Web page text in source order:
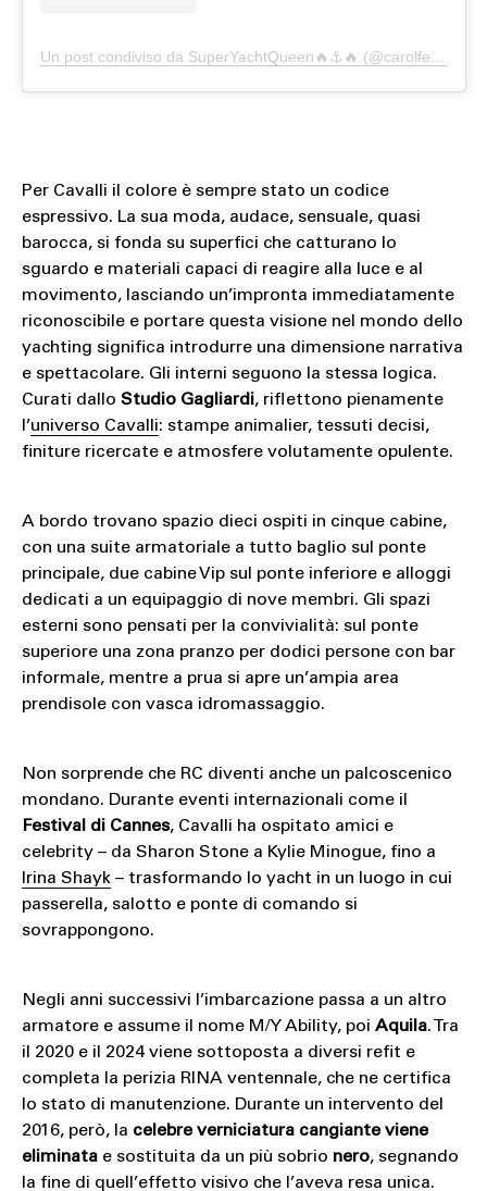
Per Cavalli il colore è sempre stato un codice
espressivo. La sua moda, audace, sensuale, quasi
barocca, si fonda su superfici che catturano lo
sguardo e materiali capaci di reagire alla luce e al
movimento, lasciando un’impronta immediatamente
riconoscibile e portare questa visione nel mondo dello
yachting significa introdurre una dimensione narrativa
e spettacolare. Gli interni seguono la stessa logica.
Curati dallo Studio Gagliardi, riflettono pienamente
l’universo Cavalli: stampe animalier, tessuti decisi,
finiture ricercate e atmosfere volutamente opulente.
A bordo trovano spazio dieci ospiti in cinque cabine,
con una suite armatoriale a tutto baglio sul ponte
principale, due cabine Vip sul ponte inferiore e alloggi
dedicati a un equipaggio di nove membri. Gli spazi
esterni sono pensati per la convivialità: sul ponte
superiore una zona pranzo per dodici persone con bar
informale, mentre a prua si apre un’ampia area
prendisole con vasca idromassaggio.
Non sorprende che RC diventi anche un palcoscenico
mondano. Durante eventi internazionali come il
Festival di Cannes, Cavalli ha ospitato amici e
celebrity – da Sharon Stone a Kylie Minogue, fino a
Irina Shayk– trasformando lo yacht in un luogo in cui
passerella, salotto e ponte di comando si
sovrappongono.
Negli anni successivi l’imbarcazione passa a un altro
armatore e assume il nome M/Y Ability, poi Aquila. Tra
il 2020 e il 2024 viene sottoposta a diversi refit e
completa la perizia RINA ventennale, che ne certifica
lo stato di manutenzione. Durante un intervento del
2016, però, la celebre verniciatura cangiante viene
eliminatae sostituita da un più sobrio nero, segnando
la fine di quell’effetto visivo che l’aveva resa unica.